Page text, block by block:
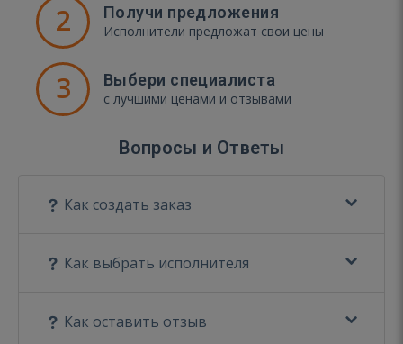
2 Получи предложения
Исполнители предложат свои цены
3 Выбери специалиста
с лучшими ценами и отзывами
Вопросы и Ответы
Как создать заказ
Как выбрать исполнителя
Как оставить отзыв